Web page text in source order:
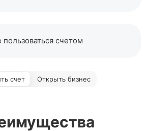
пользоваться счетом
счет Открыть бизнес